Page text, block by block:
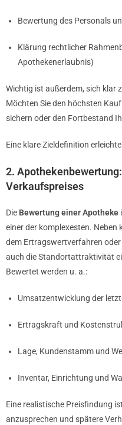
Bewertung des Personals
Klärung rechtlicher
Apothekenerlaubnis)
Wichtig ist außerdem, sich klar
Möchten Sie den höchsten
sichern oder den Fortbestand
Eine klare Zieldefinition
2.
Verkaufspreises
Die Bewertung einer Apotheke
einer der komplexesten.
dem Ertragswertverfahren
auch die Standortattraktivität
Bewertet werden u. a.:
Umsatzentwicklung der
Ertragskraft und
Lage, Kundenstamm und
Inventar, Einrichtung und
Eine realistische Preisfindung
anzusprechen und spätere